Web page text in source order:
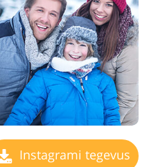
Instagrami tegevus